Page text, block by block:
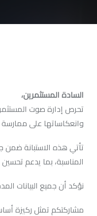
السادة المستثمرين،
تحرص إدارة صوت المستثمر
وانعكاساتها على ممارسة
تأتي هذه الاستبانة ضمن
المناسبة، بما يدعم
نؤكد أن جميع البيانات